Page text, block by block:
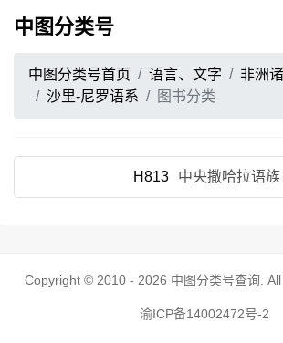
中图分类号
中图分类号首页 语言、文字
非洲
沙里-尼罗语系
图书分类
H813 中央撒哈拉语族
Copyright © 2010 - 2026 中图分类号查询 .
渝ICP备14002472号-2